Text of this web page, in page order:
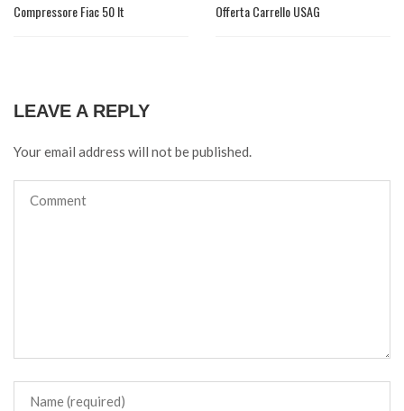
Compressore Fiac 50 lt Offerta Carrello USAG
LEAVE A REPLY
Your email address will not be published.